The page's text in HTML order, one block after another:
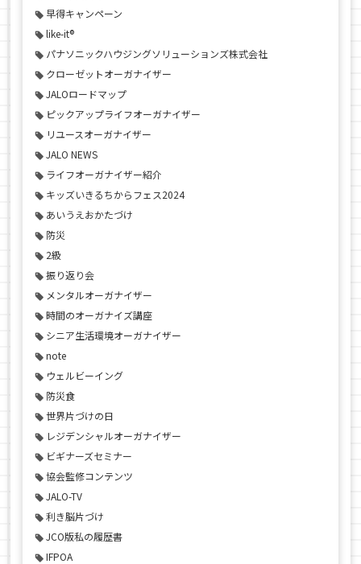
早得キャンペーン
like-it®
パナソニックハウジングソリューションズ株式会社
クローゼットオーガナイザー
JALOロードマップ
ピックアップライフオーガナイザー
リユースオーガナイザー
JALO NEWS
ライフオーガナイザー紹介
キッズいきるちからフェス2024
あいうえおかたづけ
防災
2級
振り返り会
メンタルオーガナイザー
時間のオーガナイズ講座
シニア生活環境オーガナイザー
note
ウェルビーイング
防災食
世界片づけの日
レジデンシャルオーガナイザー
ビギナーズセミナー
協会監修コンテンツ
JALO-TV
利き脳片づけ
JCO版私の履歴書
IFPOA